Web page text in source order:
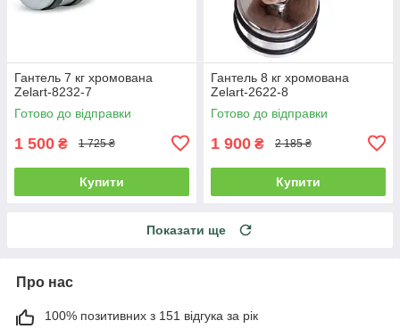
Гантель 7 кг хромована
Zelart-8232-7
Готово до відправки
1 500 ₴ 1 725 ₴
Купити
Гантель 8 кг хромована
Zelart-2622-8
Готово до відправки
1 900 ₴ 2 185 ₴
Купити
Показати ще
Про нас
100% позитивних з 151 відгука за рік